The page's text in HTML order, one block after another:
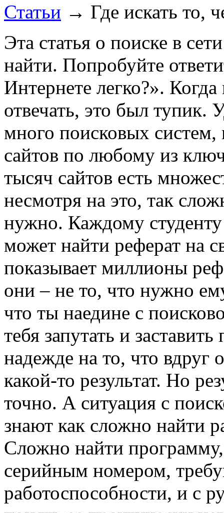
Статьи → Где искать то,
Эта статья о поиске в
найти. Попробуйте
Интернете легко?».
отвечать, это был тупик.
много поисковых систем,
сайтов по любому из
тысяч сайтов есть
несмотря на это, так
нужно. Каждому студенту
может найти реферат на
показывает миллионы
они – не то, что нужно
что ты наедине с
тебя запутать и
надежде на то, что вдруг
какой-то результат. Но
точно. А ситуация с
знают как сложно найти
Сложно найти
серийным номером,
работоспособности, и с